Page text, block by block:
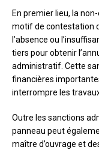
En premier lieu, la
motif de contestation
l’absence ou
tiers pour obtenir
administratif. Cette
financières
interrompre les
Outre les sanctions
panneau peut
maître d’ouvrage et